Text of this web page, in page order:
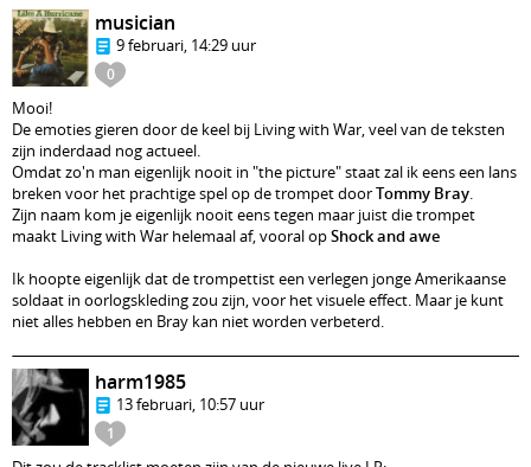
0
musician
9 februari, 14:29 uur
Mooi!
De emoties gieren door de keel bij Living with War, veel van de teksten
zijn inderdaad nog actueel.
Omdat zo'n man eigenlijk nooit in "the picture" staat zal ik eens een lans
breken voor het prachtige spel op de trompet doorTommy Bray.
Zijn naam kom je eigenlijk nooit eens tegen maar juist die trompet
maakt Living with War helemaal af, vooral opShock and awe
Ik hoopte eigenlijk dat de trompettist een verlegen jonge Amerikaanse
soldaat in oorlogskleding zou zijn, voor het visuele effect. Maar je kunt
niet alles hebben en Bray kan niet worden verbeterd.
1
harm1985
13 februari, 10:57 uur